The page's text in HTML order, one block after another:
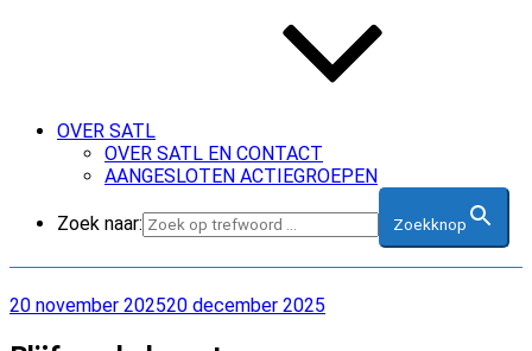
OVER SATL
OVER SATL EN CONTACT
AANGESLOTEN ACTIEGROEPEN
Zoek naar: Zoekknop
Geplaatst
20 november 202520 december 2025